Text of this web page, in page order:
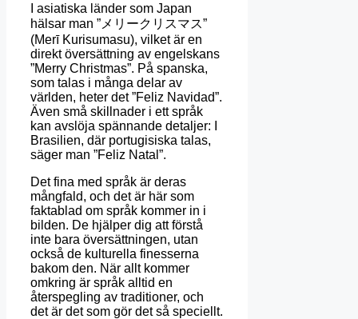
I asiatiska länder som Japan
hälsar man ”メリークリスマス”
(Merī Kurisumasu), vilket är en
direkt översättning av engelskans
”Merry Christmas”. På spanska,
som talas i många delar av
världen, heter det ”Feliz Navidad”.
Även små skillnader i ett språk
kan avslöja spännande detaljer:
Brasilien, där portugisiska talas,
säger man ”Feliz Natal”.
Det fina med språk är deras
mångfald, och det är här som
faktablad om språk kommer in i
bilden. De hjälper dig att förstå
inte bara översättningen, utan
också de kulturella finesserna
bakom den. När allt kommer
omkring är språk alltid en
återspegling av traditioner, och
det är det som gör det så speciellt.